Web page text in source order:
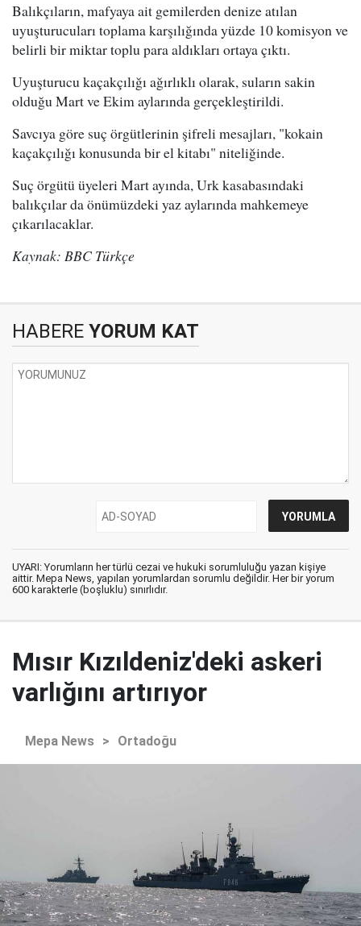
Balıkçıların, mafyaya ait gemilerden denize atılan
uyuşturucuları toplama karşılığında yüzde 10 komisyon ve
belirli bir miktar toplu para aldıkları ortaya çıktı.
Uyuşturucu kaçakçılığı ağırlıklı olarak, suların sakin
olduğu Mart ve Ekim aylarında gerçekleştirildi.
Savcıya göre suç örgütlerinin şifreli mesajları, "kokain
kaçakçılığı konusunda bir el kitabı" niteliğinde.
Suç örgütü üyeleri Mart ayında, Urk kasabasındaki
balıkçılar da önümüzdeki yaz aylarında mahkemeye
çıkarılacaklar.
Kaynak: BBC Türkçe
HABERE YORUM KAT
UYARI: Yorumların her türlü cezai ve hukuki sorumluluğu yazan kişiye
aittir. Mepa News, yapılan yorumlardan sorumlu değildir. Her bir yorum
600 karakterle (boşluklu) sınırlıdır.
Mısır Kızıldeniz'deki askeri
varlığını artırıyor
Mepa News > Ortadoğu